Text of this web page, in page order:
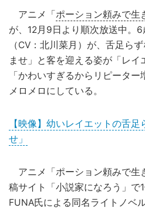
アニメ「ポーション頼みで生
が、12月9日より順次放送中。
（CV：北川菜月）が、舌足ら
ませ」と客を迎える姿が「レイ
「かわいすぎるからリピータ
メロメロにしている。
【映像】幼いレイエットの舌
せ」
アニメ「ポーション頼みで生
稿サイト「小説家になろう」で
FUNA氏による同名ライトノベ